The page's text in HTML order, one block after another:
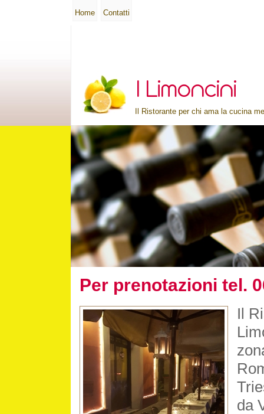
Home Contatti
Il Ristorante per chi ama la cucina
Per prenotazioni tel.
Il
da